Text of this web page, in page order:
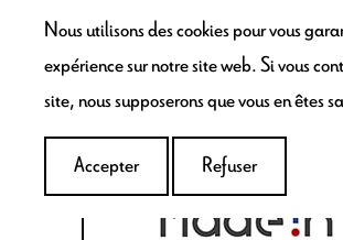
Nous utilisons des cookies pour vous
expérience sur notre site web. Si vous
site, nous supposerons que vous en êtes
Accepter Refuser